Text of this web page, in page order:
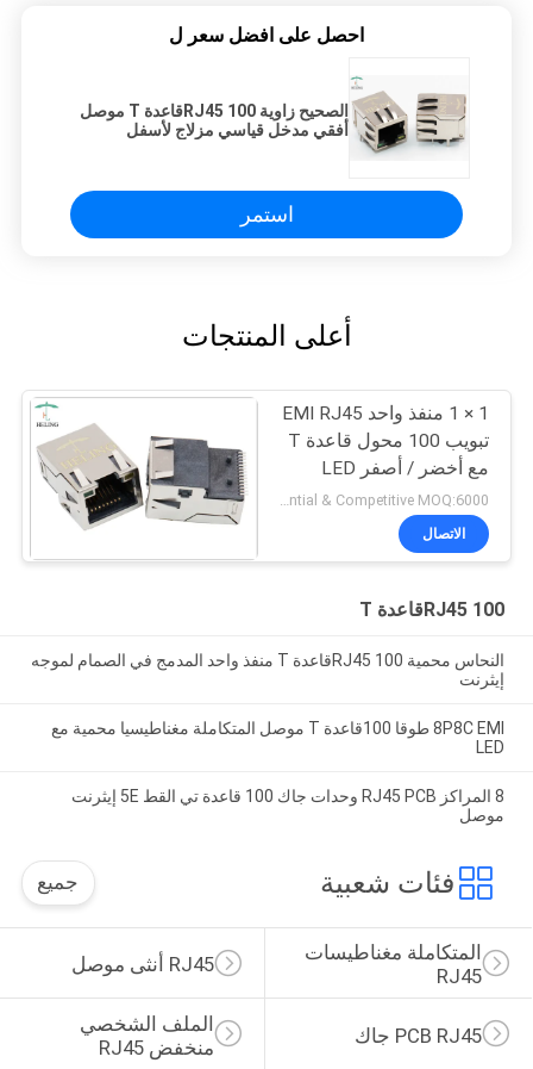
احصل على افضل سعر ل
الصحيح زاوية RJ45 100قاعدة T موصل
أفقي مدخل قياسي مزلاج لأسفل
استمر
أعلى المنتجات
1 × 1 منفذ واحد EMI RJ45
تبويب 100 محول قاعدة T
مع أخضر / أصفر LED
Preferential & Competitive MOQ:6000
الاتصال
RJ45 100قاعدة T
النحاس محمية RJ45 100قاعدة T منفذ واحد المدمج في الصمام لموجه
إيثرنت
8P8C EMI طوقا 100قاعدة T موصل المتكاملة مغناطيسيا محمية مع
LED
8 المراكز RJ45 PCB وحدات جاك 100 قاعدة تي القط 5E إيثرنت
موصل
فئات شعبية جميع
RJ45 أنثى موصل
المتكاملة مغناطيسات
RJ45
الملف الشخصي
منخفض RJ45
PCB RJ45 جاك